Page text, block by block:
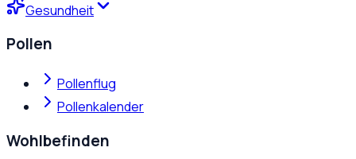
Gesundheit
Pollen
Pollenflug
Pollenkalender
Wohlbefinden